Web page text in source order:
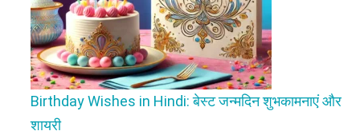
Birthday Wishes in Hindi: बेस्ट जन्मदिन शुभकामनाएं और
शायरी